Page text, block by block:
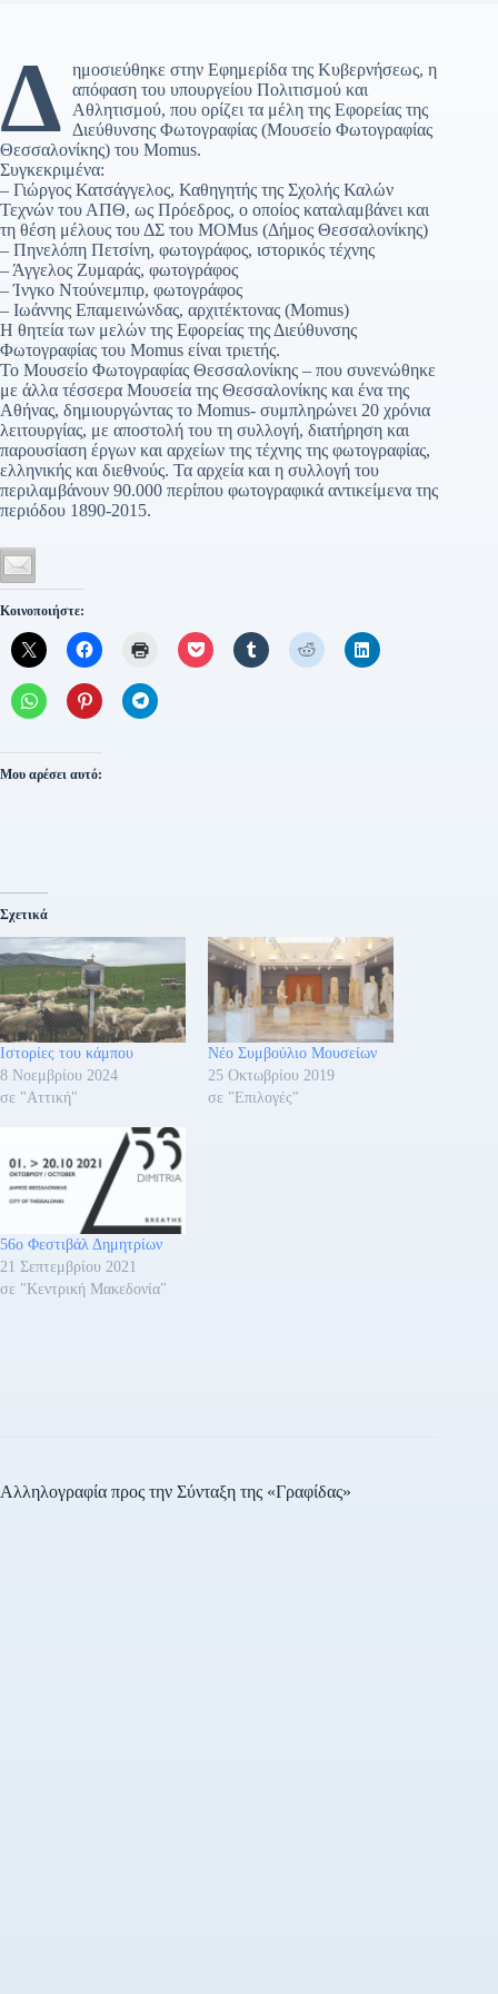
Δ ημοσιεύθηκε στην Εφημερίδα της Κυβερνήσεως, η
απόφαση του υπουργείου Πολιτισμού και
Αθλητισμού, που ορίζει τα μέλη της Εφορείας της
Διεύθυνσης Φωτογραφίας (Μουσείο Φωτογραφίας
Θεσσαλονίκης) του Momus.
Συγκεκριμένα:
– Γιώργος Κατσάγγελος, Καθηγητής της Σχολής Καλών
Τεχνών του ΑΠΘ, ως Πρόεδρος, ο οποίος καταλαμβάνει και
τη θέση μέλους του ΔΣ του MOMus (Δήμος Θεσσαλονίκης)
– Πηνελόπη Πετσίνη, φωτογράφος, ιστορικός τέχνης
– Άγγελος Ζυμαράς, φωτογράφος
– Ίνγκο Ντούνεμπιρ, φωτογράφος
– Ιωάννης Επαμεινώνδας, αρχιτέκτονας (Momus)
Η θητεία των μελών της Εφορείας της Διεύθυνσης
Φωτογραφίας του Momus είναι τριετής.
Το Μουσείο Φωτογραφίας Θεσσαλονίκης – που συνενώθηκε
με άλλα τέσσερα Μουσεία της Θεσσαλονίκης και ένα της
Αθήνας, δημιουργώντας το Momus- συμπληρώνει 20 χρόνια
λειτουργίας, με αποστολή του τη συλλογή, διατήρηση και
παρουσίαση έργων και αρχείων της τέχνης της φωτογραφίας,
ελληνικής και διεθνούς. Τα αρχεία και η συλλογή του
περιλαμβάνουν 90.000 περίπου φωτογραφικά αντικείμενα της
περιόδου 1890-2015.
Κοινοποιήστε:
Μου αρέσει αυτό:
Σχετικά
Ιστορίες του κάμπου
8 Νοεμβρίου 2024
σε "Αττική"
Νέο Συμβούλιο Μουσείων
25 Οκτωβρίου 2019
σε "Επιλογές"
56o Φεστιβάλ Δημητρίων
21 Σεπτεμβρίου 2021
σε "Κεντρική Μακεδονία"
Αλληλογραφία προς την Σύνταξη της «Γραφίδας»